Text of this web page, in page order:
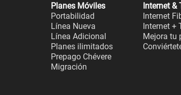
Planes Móviles
Portabilidad
Línea Nueva
Línea Adicional
Planes ilimitados
Prepago Chévere
Migración
Internet &
Internet
Internet +
Mejora tu